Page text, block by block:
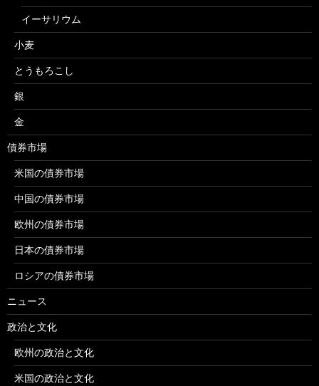
イーサリウム
小麦
とうもろこし
銀
金
債券市場
米国の債券市場
中国の債券市場
欧州の債券市場
日本の債券市場
ロシアの債券市場
ニュース
政治と文化
欧州の政治と文化
米国の政治と文化